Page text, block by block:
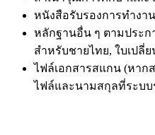
หนังสือรับรองการทำงา
หลักฐานอื่น ๆ ตามประก
สำหรับชายไทย, ใบเปลี่
ไฟล์เอกสารสแกน (หา
ไฟล์และนามสกุลที่ระบบ